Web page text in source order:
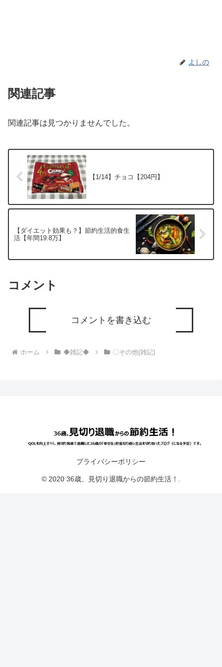
よしの
関連記事
関連記事は見つかりませんでした。
【1/14】チョコ【204円】
【ダイエット効果も？】節約生活的食生
活【年間19.8万】
コメント
コメントを書き込む
ホーム ◆雑記◆ 〇その他(雑記)
プライバシーポリシー
© 2020 36歳、見切り退職からの節約生活！.